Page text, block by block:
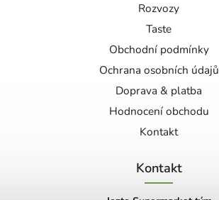
Rozvozy
Taste
Obchodní podmínky
Ochrana osobních údajů
Doprava & platba
Hodnocení obchodu
Kontakt
Kontakt